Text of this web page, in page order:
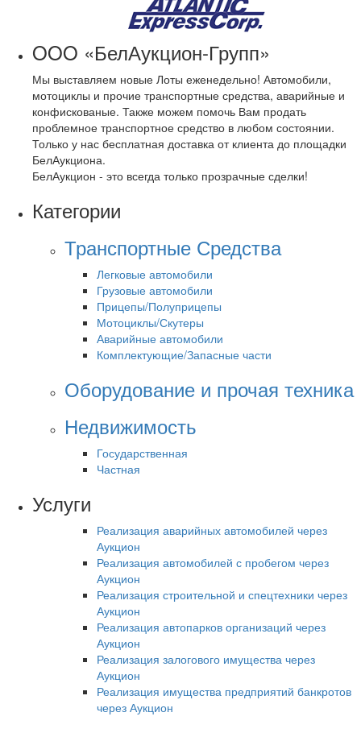
OOO «БелАукцион-Групп»
Мы выставляем новые Лоты еженедельно! Автомобили,
мотоциклы и прочие транспортные средства, аварийные и
конфискованые. Также можем помочь Вам продать
проблемное транспортное средство в любом состоянии.
Только у нас бесплатная доставка от клиента до площадки
БелАукциона.
БелАукцион - это всегда только прозрачные сделки!
Категории
Транспортные Средства
Легковые автомобили
Грузовые автомобили
Прицепы/Полуприцепы
Мотоциклы/Скутеры
Аварийные автомобили
Комплектующие/Запасные части
Оборудование и прочая техника
Недвижимость
Государственная
Частная
Услуги
Реализация аварийных автомобилей через
Аукцион
Реализация автомобилей с пробегом через
Аукцион
Реализация строительной и спецтехники через
Аукцион
Реализация автопарков организаций через
Аукцион
Реализация залогового имущества через
Аукцион
Реализация имущества предприятий банкротов
через Аукцион